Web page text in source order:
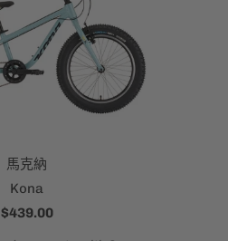
馬克納
Kona
$439.00